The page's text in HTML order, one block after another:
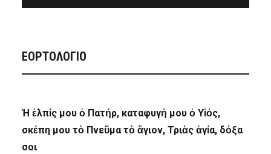
ΕΟΡΤΟΛΟΓΙΟ
Ἡ ἐλπίς μου ὁ Πατήρ, καταφυγή μου ὁ Υἱός,
σκέπη μου τὸ Πνεῦμα τὸ ἅγιον, Τριὰς ἁγία, δόξα
σοι